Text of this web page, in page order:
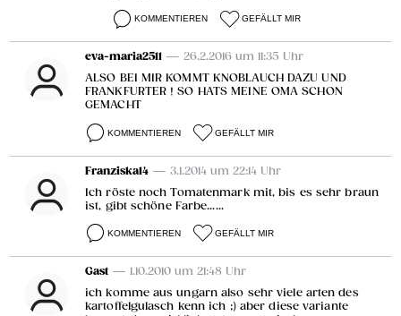
KOMMENTIEREN GEFÄLLT MIR
eva-maria2511 — 26.2.2016 um 11:35 Uhr
ALSO BEI MIR KOMMT KNOBLAUCH DAZU UND
FRANKFURTER ! SO HATS MEINE OMA SCHON
GEMACHT
KOMMENTIEREN GEFÄLLT MIR
Franziska14 — 3.1.2014 um 22:14 Uhr
Ich röste noch Tomatenmark mit, bis es sehr braun
ist, gibt schöne Farbe......
KOMMENTIEREN GEFÄLLT MIR
Gast — 1.10.2010 um 21:48 Uhr
ich komme aus ungarn also sehr viele arten des
kartoffelgulasch kenn ich ;) aber diese variante